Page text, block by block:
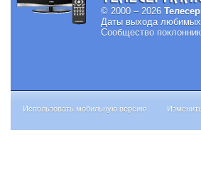
© 2000 – 2026
Даты выхода любимых
Сообщество
Использовать мобильную версию